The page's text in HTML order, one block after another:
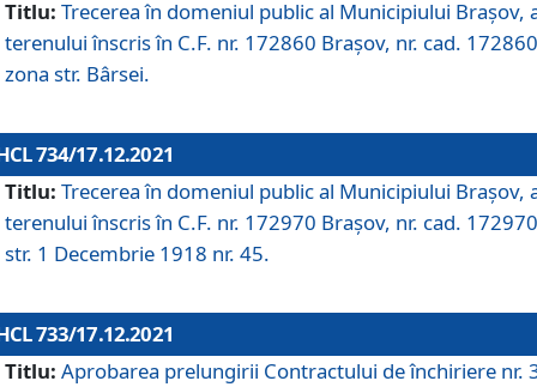
Titlu: Trecerea în domeniul public al Municipiului Braşov,
terenului înscris în C.F. nr. 172860 Brașov, nr. cad.
zona str. Bârsei.
734/17.12.2021
Titlu: Trecerea în domeniul public al Municipiului Braşov,
terenului înscris în C.F. nr. 172970 Brașov, nr. cad.
str. 1 Decembrie 1918 nr. 45.
733/17.12.2021
Titlu: Aprobarea prelungirii Contractului de închiriere nr.